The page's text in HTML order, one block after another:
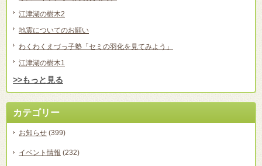
江津湖の樹木2
地震についてのお願い
わくわくえづっ子塾「セミの羽化を見てみよう」
江津湖の樹木1
>>もっと見る
カテゴリー
お知らせ (399)
イベント情報 (232)